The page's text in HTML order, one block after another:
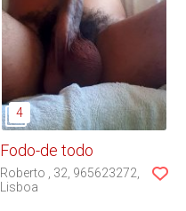
Fodo-de todo
Roberto 32 965623272
Lisboa